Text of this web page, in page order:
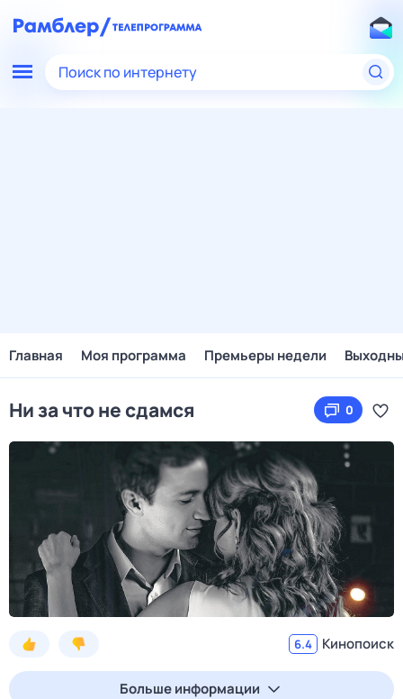
Поиск по интернету
Главная Моя программа Премьеры недели
Ни за что не сдамся 0
6.4 Кинопоиск
Больше информации